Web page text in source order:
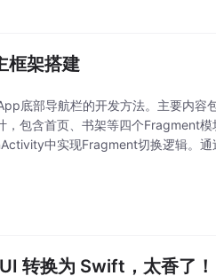
框架搭建
底部导航栏的开发方法。主要内容
包含首页、书架等四个Fragment模
中实现Fragment切换逻辑。
转换为 Swift，太香了！